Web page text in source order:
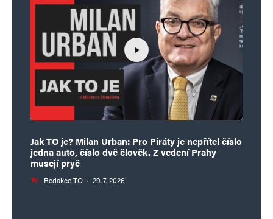
Jak TO je? Milan Urban: Pro Piráty je nepřítel číslo
jedna auto, číslo dvě člověk. Z vedení Prahy
musejí pryč
Redakce TO · 29. 7. 2026